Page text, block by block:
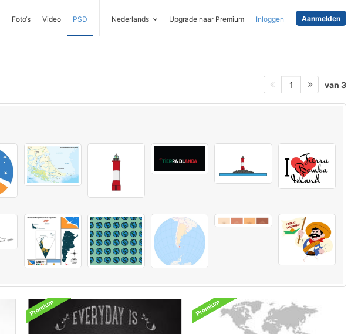
Foto‘s Video PSD Nederlands Upgrade naar Premium Inloggen Aanmelden
1 van 3